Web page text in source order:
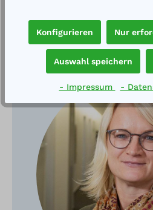
Haben Sie Fragen?
Konfigurieren Nur
Auswahl speichern
- Impressum -